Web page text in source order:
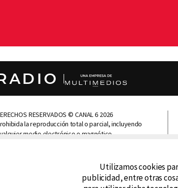
RESERVADOS © CANAL 6 2026
la reproducción total o parcial, incluyendo
medio electrónico o magnético.
DEFENSORÍA DE LAS AUDIENCIAS
Utilizamos cookies
publicidad, entre otras